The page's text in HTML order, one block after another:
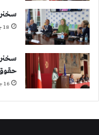
18 جولای 2026
16 جولای 2026